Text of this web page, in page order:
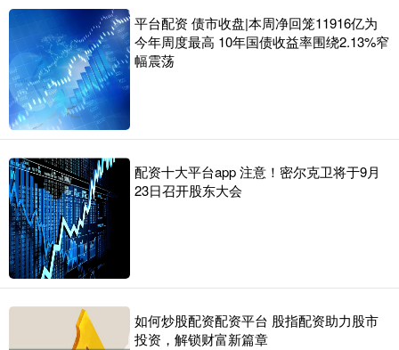
平台配资 债市收盘|本周净回笼11916亿为
今年周度最高 10年国债收益率围绕2.13%窄
幅震荡
配资十大平台app 注意！密尔克卫将于9月
23日召开股东大会
如何炒股配资配资平台 股指配资助力股市
投资，解锁财富新篇章